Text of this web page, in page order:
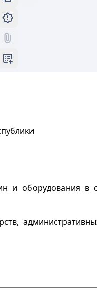
и оборудования в